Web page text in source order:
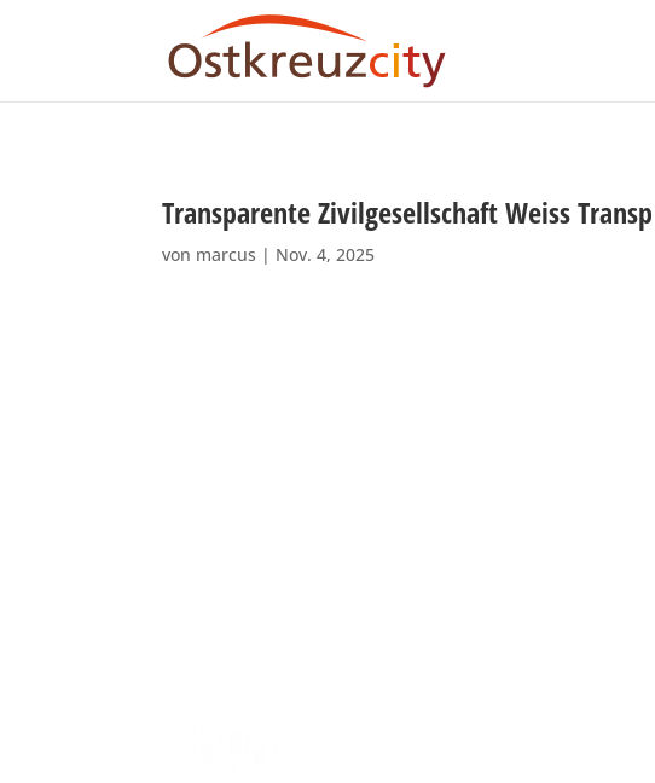
Transparente Zivilgesellschaft Weiss Transp
von marcus | Nov. 4, 2025